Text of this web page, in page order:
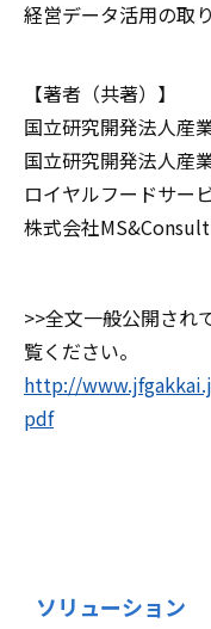
経営データ活用の取
【著者（共著）】
国立研究開発法人産
国立研究開発法人産
ロイヤルフードサ
株式会社
>>全文一般公開され
覧ください。
http://
pdf
ソリューション